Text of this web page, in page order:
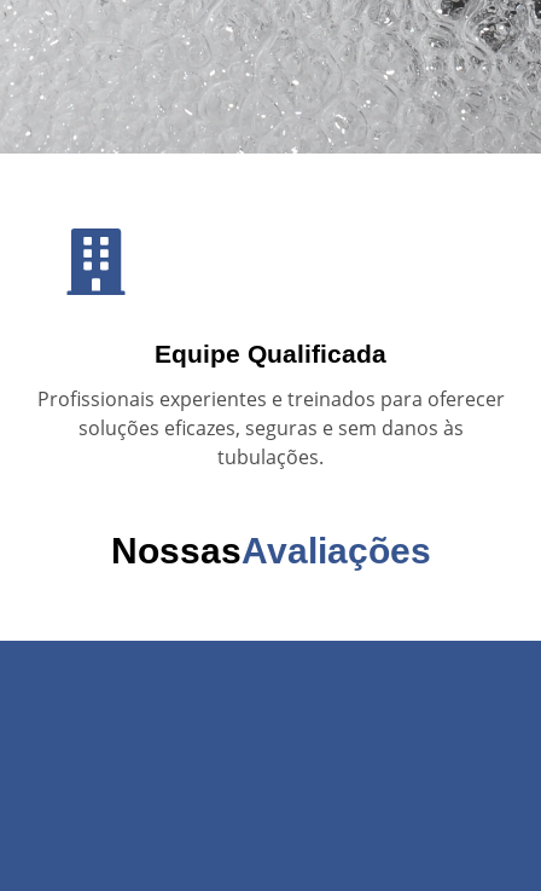
Equipe Qualificada
Profissionais experientes e treinados para oferecer
soluções eficazes, seguras e sem danos às
tubulações.
NossasAvaliações